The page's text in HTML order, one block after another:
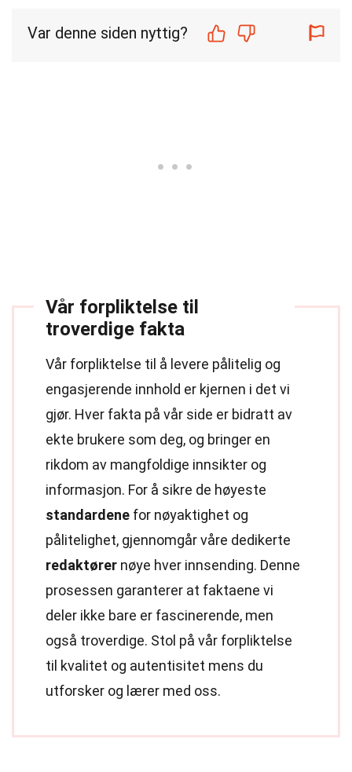
Var denne siden nyttig?
Vår forpliktelse til
troverdige fakta
Vår forpliktelse til å levere pålitelig og
engasjerende innhold er kjernen i det vi
gjør. Hver fakta på vår side er bidratt av
ekte brukere som deg, og bringer en
rikdom av mangfoldige innsikter og
informasjon. For å sikre de høyeste
standardene for nøyaktighet og
pålitelighet, gjennomgår våre dedikerte
redaktører nøye hver innsending. Denne
prosessen garanterer at faktaene vi
deler ikke bare er fascinerende, men
også troverdige. Stol på vår forpliktelse
til kvalitet og autentisitet mens du
utforsker og lærer med oss.